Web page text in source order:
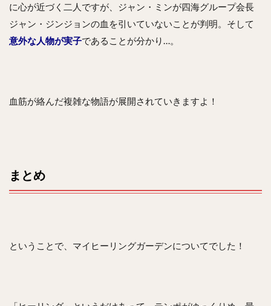
に心が近づく二人ですが、ジャン・ミンが四海グループ会長
ジャン・ジンジョンの血を引いていないことが判明。そして
意外な人物が実子であることが分かり…。
血筋が絡んだ複雑な物語が展開されていきますよ！
まとめ
ということで、マイヒーリングガーデンについてでした！